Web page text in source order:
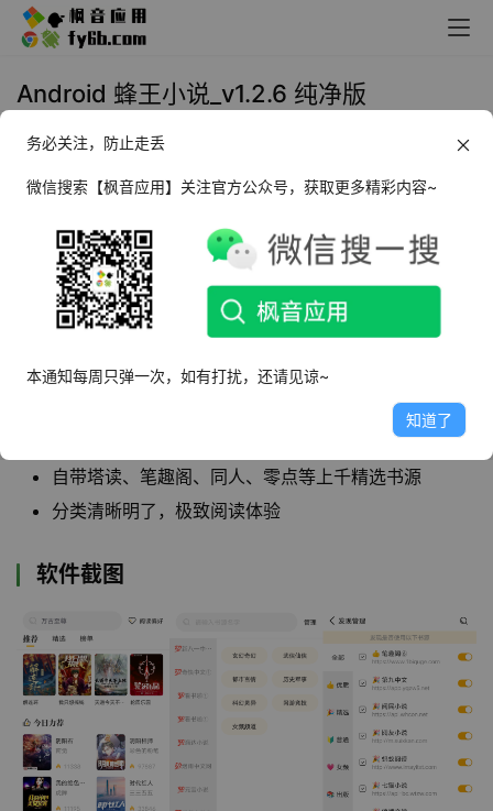
Android 蜂王小说_v1.2.6 纯净版
2022年10月5日 13:22
一款小说种子搜索神器。涵盖最丰富最优质的小
说资源，精选最优质最实用上千书源，全网书籍
一键免费阅读。
自带塔读、笔趣阁、同人、零点等上千精选书源
分类清晰明了，极致阅读体验
软件截图
务必关注，防止走丢
微信搜索【枫音应用】关注官方公众号，获取更多精彩内容~
本通知每周只弹一次，如有打扰，还请见谅~
知道了